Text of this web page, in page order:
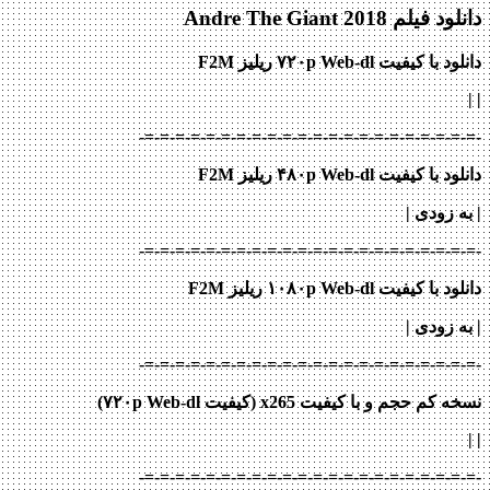
دانلود فیلم Andre The Giant 2018
دانلود با کیفیت ۷۲۰p Web-dl ریلیز F2M
|
|
-=-=-=-=-=-=-=-=-=-=-=-=-=-=-=-=-=-=-=-=-=-=-
دانلود با کیفیت ۴۸۰p Web-dl ریلیز F2M
|به زودی |
-=-=-=-=-=-=-=-=-=-=-=-=-=-=-=-=-=-=-=-=-=-=-
دانلود با کیفیت ۱۰۸۰p Web-dl ریلیز F2M
| به زودی |
-=-=-=-=-=-=-=-=-=-=-=-=-=-=-=-=-=-=-=-=-=-=-
نسخه کم حجم و با کیفیت x265 (کیفیت ۷۲۰p Web-dl)
| |
-=-=-=-=-=-=-=-=-=-=-=-=-=-=-=-=-=-=-=-=-=-=-